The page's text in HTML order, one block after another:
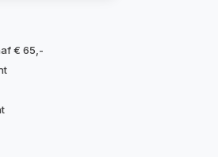
€ 65,-